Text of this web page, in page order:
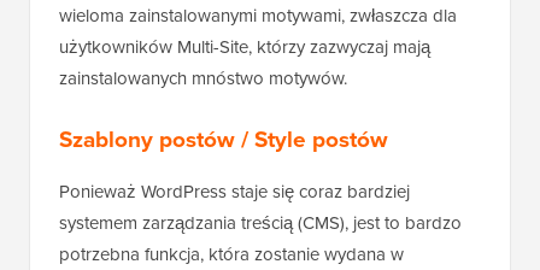
wieloma zainstalowanymi motywami, zwłaszcza dla
użytkowników Multi-Site, którzy zazwyczaj mają
zainstalowanych mnóstwo motywów.
Szablony postów / Style postów
Ponieważ WordPress staje się coraz bardziej
systemem zarządzania treścią (CMS), jest to bardzo
potrzebna funkcja, która zostanie wydana w